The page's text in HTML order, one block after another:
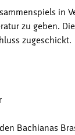
in
zu geben.
zugeschickt.
Bachianas